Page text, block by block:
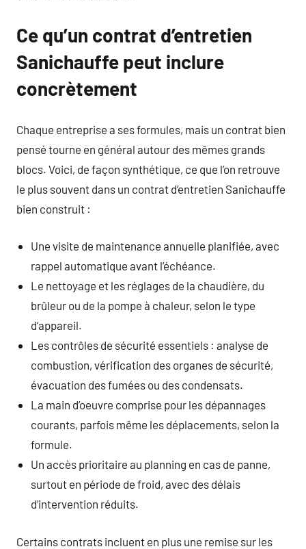
Ce qu’un contrat d’entretien
Sanichauffe peut inclure
concrètement
Chaque entreprise a ses formules, mais un contrat bien
pensé tourne en général autour des mêmes grands
blocs. Voici, de façon synthétique, ce que l’on retrouve
le plus souvent dans un contrat d’entretien Sanichauffe
bien construit :
Une visite de maintenance annuelle planifiée, avec
rappel automatique avant l’échéance.
Le nettoyage et les réglages de la chaudière, du
brûleur ou de la pompe à chaleur, selon le type
d’appareil.
Les contrôles de sécurité essentiels : analyse de
combustion, vérification des organes de sécurité,
évacuation des fumées ou des condensats.
La main d’oeuvre comprise pour les dépannages
courants, parfois même les déplacements, selon la
formule.
Un accès prioritaire au planning en cas de panne,
surtout en période de froid, avec des délais
d’intervention réduits.
Certains contrats incluent en plus une remise sur les